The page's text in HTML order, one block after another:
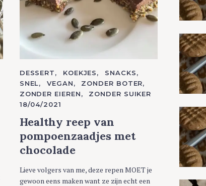
C
A
T
E
G
O
I
S
DESSERT KOEKJES
SNACKS
SNEL
VEGAN
ZONDER BOTER
ZONDER EIEREN
ZONDER SUIKER
18/04/2021
Healthy reep van
pompoenzaadjes met
chocolade
Lieve volgers van me, deze repen MOET je
gewoon eens maken want ze zijn echt een